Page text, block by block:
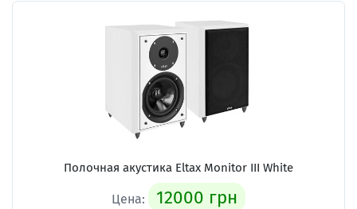
Полочная акустика Eltax Monitor III White
Цена: 12000 грн